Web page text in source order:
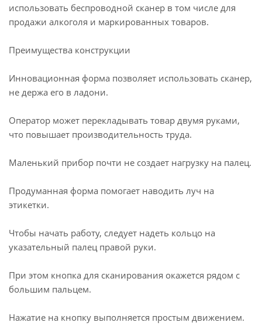
использовать беспроводной сканер в том числе для
продажи алкоголя и маркированных товаров.
Преимущества конструкции
Инновационная форма позволяет использовать сканер,
не держа его в ладони.
Оператор может перекладывать товар двумя руками,
что повышает производительность труда.
Маленький прибор почти не создает нагрузку на палец.
Продуманная форма помогает наводить луч на
этикетки.
Чтобы начать работу, следует надеть кольцо на
указательный палец правой руки.
При этом кнопка для сканирования окажется рядом с
большим пальцем.
Нажатие на кнопку выполняется простым движением.